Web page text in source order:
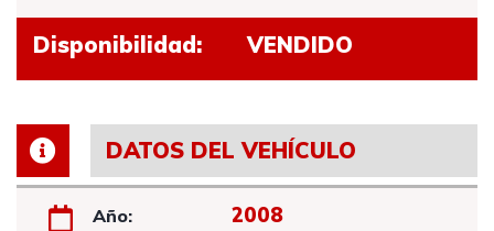
Disponibilidad: VENDIDO
DATOS DEL VEHÍCULO
Año: 2008